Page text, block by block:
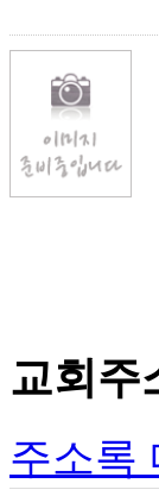
교회주
주소록